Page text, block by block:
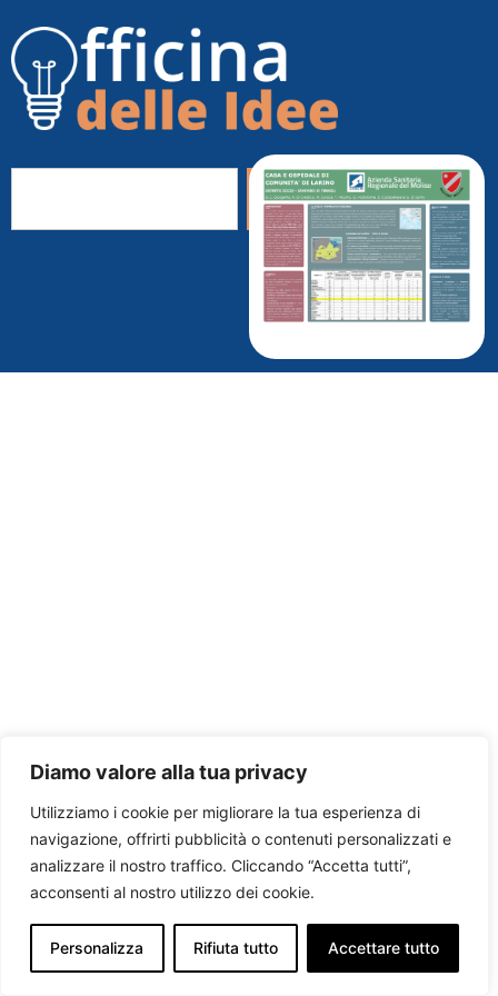
Diamo valore alla tua privacy
Utilizziamo i cookie per migliorare la tua esperienza di
navigazione, offrirti pubblicità o contenuti personalizzati e
analizzare il nostro traffico. Cliccando “Accetta tutti”,
acconsenti al nostro utilizzo dei cookie.
Personalizza Rifiuta tutto Accettare tutto